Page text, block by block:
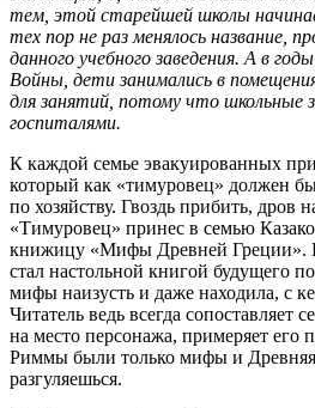
тем, этой старейшей школы
тех пор не раз менялось название,
данного учебного заведения. А в
Войны, дети занимались в
для занятий, потому что школьные
госпиталями.
К каждой семье эвакуированных
который как «тимуровец» должен
по хозяйству. Гвоздь прибить, дров
«Тимуровец» принес в семью
книжицу «Мифы Древней Греции».
стал настольной книгой будущего
мифы наизусть и даже находила, с
Читатель ведь всегда сопоставляет
на место персонажа, примеряет его
Риммы были только мифы и
разгуляешься.